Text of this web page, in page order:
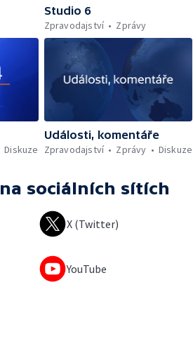
Studio 6
Zpravodajství
Zprávy
Diskuze
Události, komentáře
Zpravodajství
Zprávy Diskuze
na sociálních sítích
X (Twitter)
YouTube